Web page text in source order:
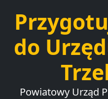
do
Powiatowy Urząd